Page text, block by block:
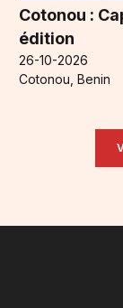
Cotonou :
édition
26-10-2026
Cotonou, Benin